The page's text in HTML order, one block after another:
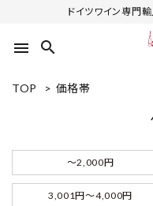
ドイツワイン専門
menu search
TOP > 価格帯
～2,000円
3,001円～4,000円